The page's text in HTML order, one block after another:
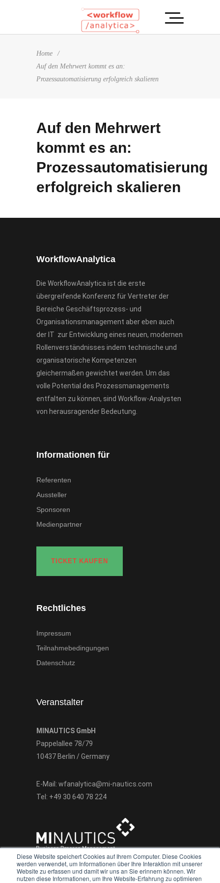
Diese Website speichert Cookies auf Ihrem Computer. Diese Cookies
werden verwendet, um Informationen über Ihre Interaktion mit unserer
Website zu erfassen und damit wir uns an Sie erinnern können. Wir
nutzen diese Informationen, um Ihre Website-Erfahrung zu optimieren
Home
/
Auf den Mehrwert kommt es an:
Prozessautomatisierung erfolgreich skalieren
Auf den Mehrwert
kommt es an:
Prozessautomatisierung
erfolgreich skalieren
WorkflowAnalytica
Die WorkflowAnalytica ist die erste
übergreifende Konferenz für Vertreter der
Bereiche Geschäftsprozess- und
Organisationsmanagement aber eben auch
der IT zur Entwicklung eines neuen, modernen
Rollenverständnisses indem technische und
organisatorische Kompetenzen
gleichermaßen gewichtet werden. Um das
volle Potential des Prozessmanagements
entfalten zu können, sind Workflow-Analysten
von herausragender Bedeutung.
Informationen für
Referenten
Aussteller
Sponsoren
Medienpartner
TICKET KAUFEN
Rechtliches
Impressum
Teilnahmebedingungen
Datenschutz
Veranstalter
MINAUTICS GmbH
Pappelallee 78/79
10437 Berlin / Germany
E-Mail: wfanalytica@mi-nautics.com
Tel: +49 30 640 78 224